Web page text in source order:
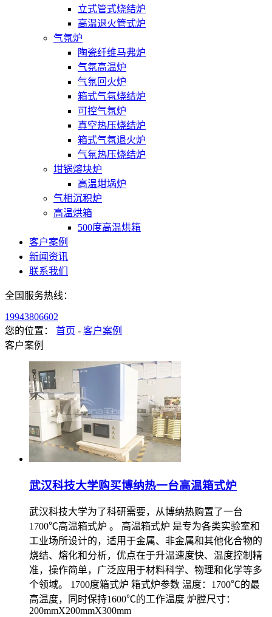
立式管式烧结炉
高温退火管式炉
气氛炉
陶瓷纤维马弗炉
气氛高温炉
气氛回火炉
箱式气氛烧结炉
可控气氛炉
真空热压烧结炉
箱式气氛退火炉
气氛热压烧结炉
坩锅熔块炉
高温坩埚炉
气相沉积炉
高温烘箱
500度高温烘箱
客户案例
新闻资讯
联系我们
全国服务热线：
19943806602
您的位置： 首页 - 客户案例
客户案例
武汉科技大学购买博纳热一台高温箱式炉
武汉科技大学为了科研需要，从博纳热购置了一台
1700℃高温箱式炉 。 高温箱式炉 是专为各类实验室和
工业场所设计的，适用于金属、非金属和其他化合物的
烧结、熔化和分析，优点在于升温速度快、温度控制精
准，操作简单，广泛应用于材料科学、物理和化学等多
个领域。 1700度箱式炉 箱式炉参数 温度：1700℃的最
高温度，同时保持1600℃的工作温度 炉膛尺寸：
200mmX200mmX300mm